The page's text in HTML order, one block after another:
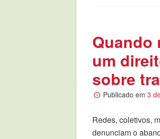
Quando
um
sobre
Publicado em3
Redes, coletivos,
denunciam o